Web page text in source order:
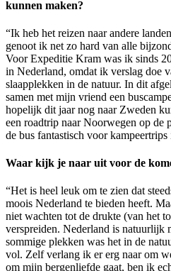
kunnen maken?
“Ik heb het reizen naar andere
genoot ik net zo hard van alle
Voor Expeditie Kram was ik sinds
in Nederland, omdat ik verslag doe
slaapplekken in de natuur. In dit
samen met mijn vriend een
hopelijk dit jaar nog naar Zweden
een roadtrip naar Noorwegen op de
de bus fantastisch voor
Waar kijk je naar uit voor de
“Het is heel leuk om te zien dat
moois Nederland te bieden heeft.
niet wachten tot de drukte (van het
verspreiden. Nederland is natuurlijk
sommige plekken was het in de
vol. Zelf verlang ik er erg naar om
om mijn bergenliefde gaat, ben ik